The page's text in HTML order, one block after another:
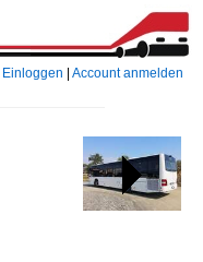
Einloggen Account anmelden